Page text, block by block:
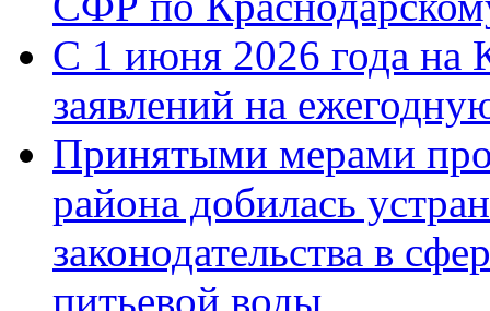
С 1 июня 2026 года на
заявлений на
Принятыми мерами
района добилась
законодательства в
питьевой воды